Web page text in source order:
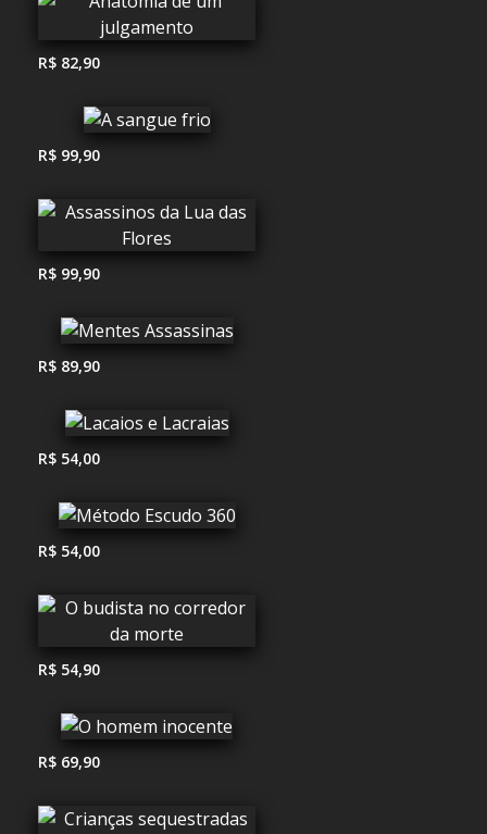
R$ 82,90
R$ 99,90
R$ 99,90
R$ 89,90
R$ 54,00
R$ 54,00
R$ 54,90
R$ 69,90